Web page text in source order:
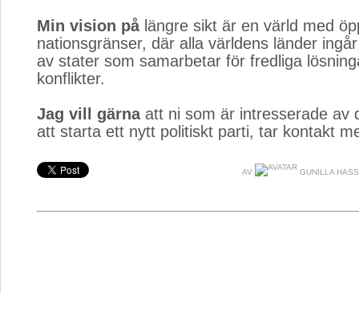
Min vision pålängre sikt är en värld med
nationsgränser, där alla världens länder
av stater som samarbetar för fredliga
konflikter.
Jag vill gärnaatt ni som är intresserade av
att starta ett nytt politiskt parti, tar kontakt
AV GUNILLA